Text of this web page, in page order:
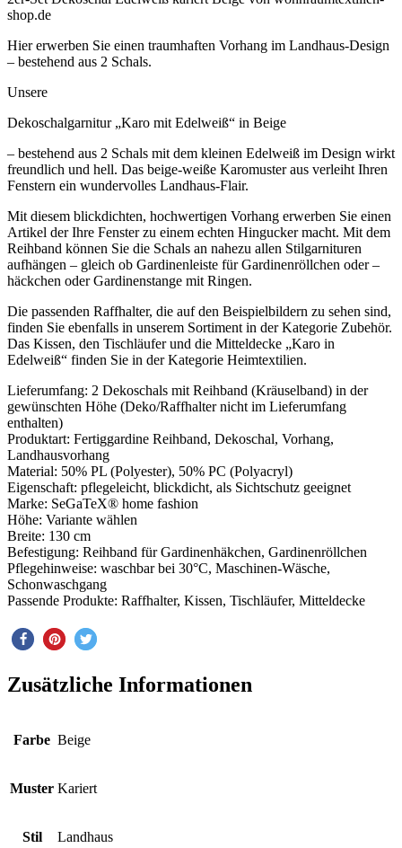
shop.de
Hier erwerben Sie einen traumhaften Vorhang im Landhaus-Design
– bestehend aus 2 Schals.
Unsere
Dekoschalgarnitur „Karo mit Edelweiß“ in Beige
– bestehend aus 2 Schals mit dem kleinen Edelweiß im Design wirkt
freundlich und hell. Das beige-weiße Karomuster aus verleiht Ihren
Fenstern ein wundervolles Landhaus-Flair.
Mit diesem blickdichten, hochwertigen Vorhang erwerben Sie einen
Artikel der Ihre Fenster zu einem echten Hingucker macht. Mit dem
Reihband können Sie die Schals an nahezu allen Stilgarnituren
aufhängen – gleich ob Gardinenleiste für Gardinenröllchen oder –
häckchen oder Gardinenstange mit Ringen.
Die passenden Raffhalter, die auf den Beispielbildern zu sehen sind,
finden Sie ebenfalls in unserem Sortiment in der Kategorie Zubehör.
Das Kissen, den Tischläufer und die Mitteldecke „Karo in
Edelweiß“ finden Sie in der Kategorie Heimtextilien.
Lieferumfang: 2 Dekoschals mit Reihband (Kräuselband) in der
gewünschten Höhe (Deko/Raffhalter nicht im Lieferumfang
enthalten)
Produktart: Fertiggardine Reihband, Dekoschal, Vorhang,
Landhausvorhang
Material: 50% PL (Polyester), 50% PC (Polyacryl)
Eigenschaft: pflegeleicht, blickdicht, als Sichtschutz geeignet
Marke: SeGaTeX® home fashion
Höhe: Variante wählen
Breite: 130 cm
Befestigung: Reihband für Gardinenhäkchen, Gardinenröllchen
Pflegehinweise: waschbar bei 30°C, Maschinen-Wäsche,
Schonwaschgang
Passende Produkte: Raffhalter, Kissen, Tischläufer, Mitteldecke
Zusätzliche Informationen
Farbe Beige
Muster Kariert
Stil Landhaus